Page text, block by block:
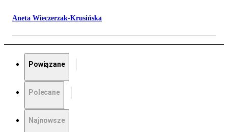
Aneta Wieczerzak-Krusińska
Powiązane
Polecane
Najnowsze